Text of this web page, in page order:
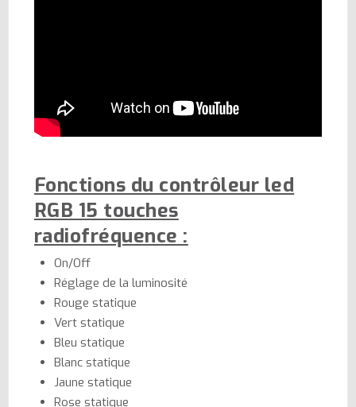
Fonctions du contrôleur led
RGB 15 touches
radiofréquence :
On/Off
Réglage de la luminosité
Rouge statique
Vert statique
Bleu statique
Blanc statique
Jaune statique
Rose statique